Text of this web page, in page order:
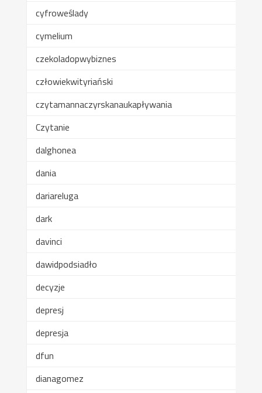
cyfroweślady
cymelium
czekoladopwybiznes
człowiekwityriański
czytamannaczyrskanaukapływania
Czytanie
dalghonea
dania
dariareluga
dark
davinci
dawidpodsiadło
decyzje
depresj
depresja
dfun
dianagomez